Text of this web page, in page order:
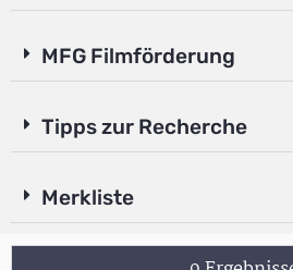
MFG Filmförderung
Tipps zur Recherche
Merkliste